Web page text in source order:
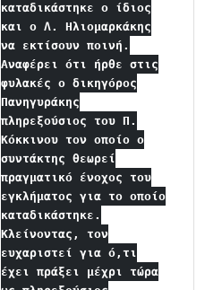
καταδικάστηκε ο ίδιος
και ο Λ. Ηλιομαρκάκης
να εκτίσουν ποινή.
Αναφέρει ότι ήρθε στις
φυλακές ο δικηγόρος
Πανηγυράκης
πληρεξούσιος του Π.
Κόκκινου τον οποίο ο
συντάκτης θεωρεί
πραγματικό ένοχος του
εγκλήματος για το οποίο
καταδικάστηκε.
Κλείνοντας, τον
ευχαριστεί για ό,τι
έχει πράξει μέχρι τώρα